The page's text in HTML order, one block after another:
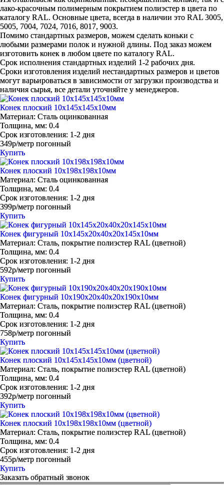
лако-красочным полимерным покрытием полиэстер в цвета по
каталогу RAL. Основные цвета, всегда в наличии это RAL 3005,
5005, 7004, 7024, 7016, 8017, 9003.
Помимо стандартных размеров, можем сделать коньки с
любыми размерами полок и нужной длины. Под заказ можем
изготовить конек в любом цвете по каталогу RAL.
Срок исполнения стандартных изделий 1-2 рабочих дня.
Сроки изготовления изделий нестандартных размеров и цветов
могут варьироваться в зависимости от загрузки производства и
наличия сырья, все детали уточняйте у менеджеров.
Конек плоский 10х145х145х10мм
Материал: Сталь оцинкованная
Толщина, мм: 0.4
Срок изготовления: 1-2 дня
349р/метр погонный
Купить
Конек плоский 10х198х198х10мм
Материал: Сталь оцинкованная
Толщина, мм: 0.4
Срок изготовления: 1-2 дня
399р/метр погонный
Купить
Конек фигурный 10х145x20x40x20x145х10мм
Материал: Сталь, покрытие полиэстер RAL (цветной)
Толщина, мм: 0.4
Срок изготовления: 1-2 дня
592р/метр погонный
Купить
Конек фигурный 10х190x20x40x20x190х10мм
Материал: Сталь, покрытие полиэстер RAL (цветной)
Толщина, мм: 0.4
Срок изготовления: 1-2 дня
758р/метр погонный
Купить
Конек плоский 10х145х145х10мм (цветной)
Материал: Сталь, покрытие полиэстер RAL (цветной)
Толщина, мм: 0.4
Срок изготовления: 1-2 дня
392р/метр погонный
Купить
Конек плоский 10х198х198х10мм (цветной)
Материал: Сталь, покрытие полиэстер RAL (цветной)
Толщина, мм: 0.4
Срок изготовления: 1-2 дня
455р/метр погонный
Купить
Заказать обратный звонок